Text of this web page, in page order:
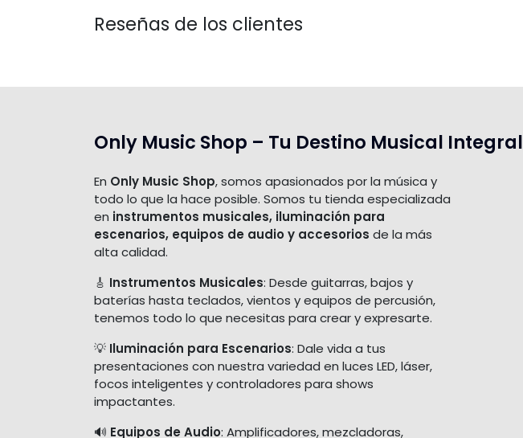
Reseñas de los clientes
Only Music Shop – Tu Destino Musical Integral
En Only Music Shop, somos apasionados por la música y
todo lo que la hace posible. Somos tu tienda especializada
en instrumentos musicales, iluminación para
escenarios, equipos de audio y accesorios de la más
alta calidad.
🎸 Instrumentos Musicales: Desde guitarras, bajos y
baterías hasta teclados, vientos y equipos de percusión,
tenemos todo lo que necesitas para crear y expresarte.
💡 Iluminación para Escenarios: Dale vida a tus
presentaciones con nuestra variedad en luces LED, láser,
focos inteligentes y controladores para shows
impactantes.
🔊 Equipos de Audio: Amplificadores, mezcladoras,